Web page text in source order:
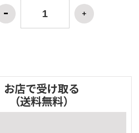
お店で受け取る
（送料無料）